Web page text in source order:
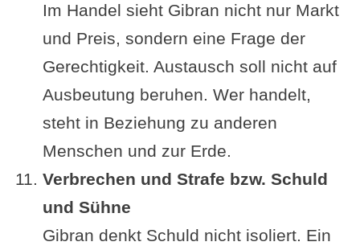
Im Handel sieht Gibran nicht nur Markt
und Preis, sondern eine Frage der
Gerechtigkeit. Austausch soll nicht auf
Ausbeutung beruhen. Wer handelt,
steht in Beziehung zu anderen
Menschen und zur Erde.
Verbrechen und Strafe bzw. Schuld
und Sühne
Gibran denkt Schuld nicht isoliert. Ein